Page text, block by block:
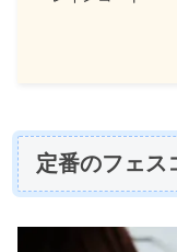
定番のフェス